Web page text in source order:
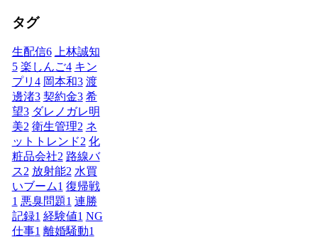
タグ
生配信6
上林誠知
5 楽しんご4 キン
プリ 4 岡本和3 渡
邊渚3 契約金3 希
望3 ダレノガレ明
美2 衛生管理2 ネ
ットトレンド2 化
粧品会社2 路線バ
ス2 放射能2 水買
いブーム1 復帰戦
1 悪臭問題1 連勝
記録1 経験値1 NG
仕事1 離婚騒動1